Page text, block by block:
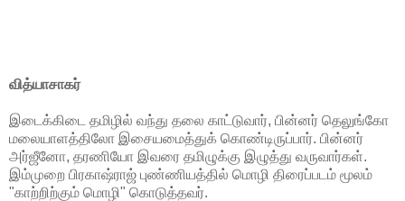
வித்யாசாகர்
இடைக்கிடை தமிழில் வந்து தலை காட்டுவார், பின்னர் தெலுங்கோ
மலையாளத்திலோ இசையமைத்துக் கொண்டிருப்பார். பின்னர்
அர்ஜீனோ, தரணியோ இவரை தமிழுக்கு இழுத்து வருவார்கள்.
இம்முறை பிரகாஷ்ராஜ் புண்ணியத்தில் மொழி திரைப்படம் மூலம்
"காற்றிற்கும் மொழி" கொடுத்தவர்.